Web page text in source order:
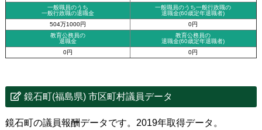
一般職員のうち
一般行政職の退職金
一般職員のうち一般行政職の
退職金(60歳定年退職者)
504万1000円
0円
教育公務員の
退職金
教育公務員の
退職金(60歳定年退職者)
0円
0円
鏡石町(福島県) 市区町村議員データ
鏡石町の議員報酬データです。2019年取得データ。